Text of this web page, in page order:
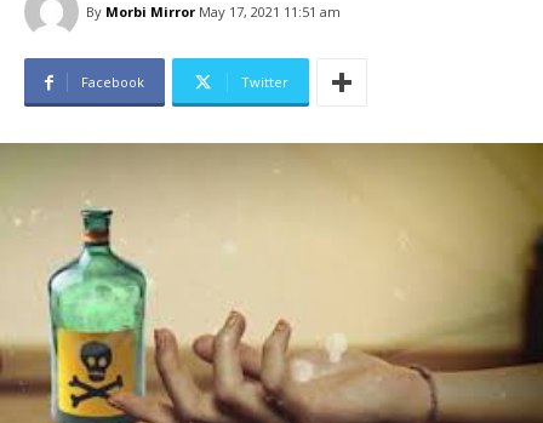
By Morbi Mirror May 17, 2021 11:51 am
Facebook Twitter